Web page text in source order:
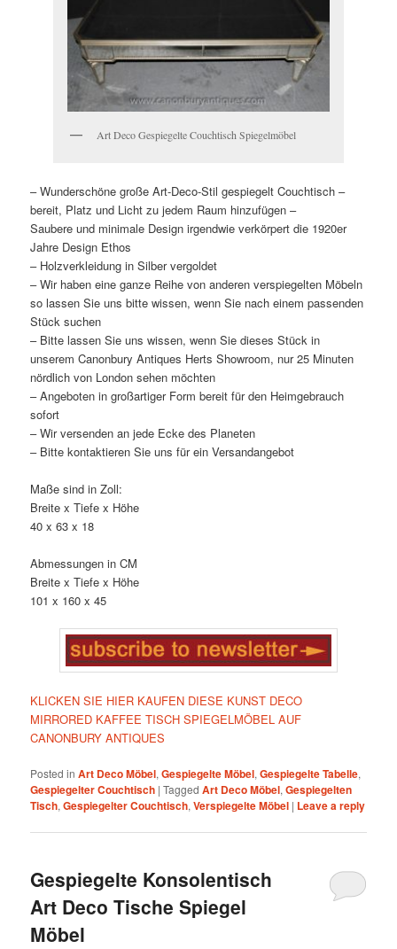
Art Deco Gespiegelte Couchtisch Spiegelmöbel
– Wunderschöne große Art-Deco-Stil gespiegelt Couchtisch –
bereit, Platz und Licht zu jedem Raum hinzufügen –
Saubere und minimale Design irgendwie verkörpert die 1920er
Jahre Design Ethos
– Holzverkleidung in Silber vergoldet
– Wir haben eine ganze Reihe von anderen verspiegelten Möbeln
so lassen Sie uns bitte wissen, wenn Sie nach einem passenden
Stück suchen
– Bitte lassen Sie uns wissen, wenn Sie dieses Stück in
unserem Canonbury Antiques Herts Showroom, nur 25 Minuten
nördlich von London sehen möchten
– Angeboten in großartiger Form bereit für den Heimgebrauch
sofort
– Wir versenden an jede Ecke des Planeten
– Bitte kontaktieren Sie uns für ein Versandangebot
Maße sind in Zoll:
Breite x Tiefe x Höhe
40 x 63 x 18
Abmessungen in CM
Breite x Tiefe x Höhe
101 x 160 x 45
KLICKEN SIE HIER KAUFEN DIESE KUNST DECO
MIRRORED KAFFEE TISCH SPIEGELMÖBEL AUF
CANONBURY ANTIQUES
Posted in Art Deco Möbel,Gespiegelte Möbel,Gespiegelte Tabelle,
Gespiegelter Couchtisch |Tagged Art Deco Möbel,Gespiegelten
Tisch,Gespiegelter Couchtisch,Verspiegelte Möbel | Leave a reply
Gespiegelte Konsolentisch
Art Deco Tische Spiegel
Möbel